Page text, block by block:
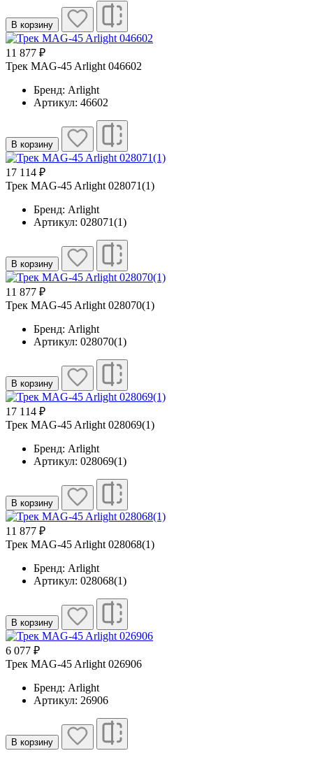
В корзину
11 877 ₽
Трек MAG-45 Arlight 046602
Бренд: Arlight
Артикул: 46602
В корзину
17 114 ₽
Трек MAG-45 Arlight 028071(1)
Бренд: Arlight
Артикул: 028071(1)
В корзину
11 877 ₽
Трек MAG-45 Arlight 028070(1)
Бренд: Arlight
Артикул: 028070(1)
В корзину
17 114 ₽
Трек MAG-45 Arlight 028069(1)
Бренд: Arlight
Артикул: 028069(1)
В корзину
11 877 ₽
Трек MAG-45 Arlight 028068(1)
Бренд: Arlight
Артикул: 028068(1)
В корзину
6 077 ₽
Трек MAG-45 Arlight 026906
Бренд: Arlight
Артикул: 26906
В корзину